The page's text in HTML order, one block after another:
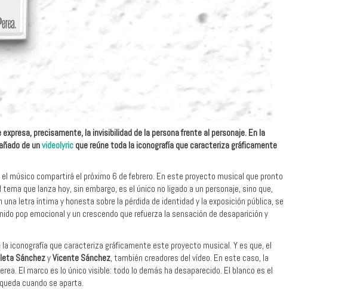
precisamente, la invisibilidad de la persona frente al personaje. En la
de unvideolyric que reúne toda la iconografía que caracteriza gráficamente
músico compartirá el próximo 6 de febrero. En este proyecto musical que pronto
que lanza hoy, sin embargo, es el único no ligado a un personaje, sino que,
letra íntima y honesta sobre la pérdida de identidad y la exposición pública, se
pop emocional y un crescendo que refuerza la sensación de desaparición y
la iconografía que caracteriza gráficamente este proyecto musical. Y es que, el
SánchezyVicente Sánchez, también creadores del vídeo. En este caso, la
El marco es lo único visible: todo lo demás ha desaparecido. El blanco es el
cuando se aparta.